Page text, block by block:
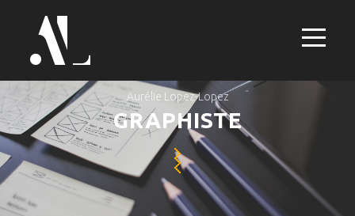
Aurélie Lopez-Lopez
GRAPHISTE